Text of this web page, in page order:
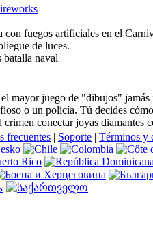
con fuegos artificiales en el
de luces.
naval
mayor juego de "dibujos"
o un policía. Tú decides
conectar joyas diamantes
frecuentes | Soporte | Términos y